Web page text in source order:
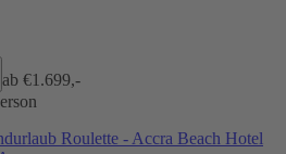
ab €1.699,-
Roulette - Accra Beach Hotel